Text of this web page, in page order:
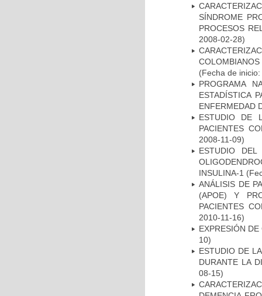
SÍNDROME
PROCESOS
2008-02-28)
(Fecha de
PROGRAMA
ESTADÍSTICA
ENFERMEDAD
ESTUDIO DE
PACIENTES
2008-11-09)
ESTUDIO
INSULINA-1
ANÁLISIS DE
(APOE) Y
PACIENTES
2010-11-16)
EXPRESIÓN
10)
ESTUDIO DE
DURANTE LA
08-15)